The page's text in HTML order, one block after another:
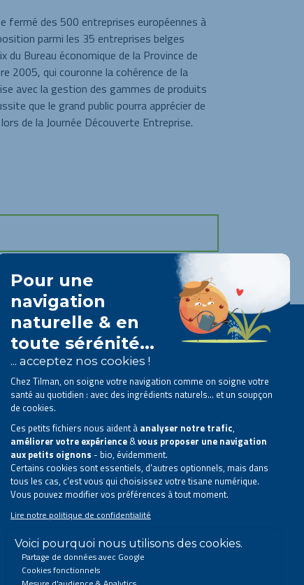
fermé des 500 entreprises européennes à
parmi les 35 entreprises belges
du Bureau économique de la Province de
2005, qui couronne la cohérence de la
avec la gestion des gammes de produits
que le grand public pourra apprécier de
de la Journée Découverte Entreprise.